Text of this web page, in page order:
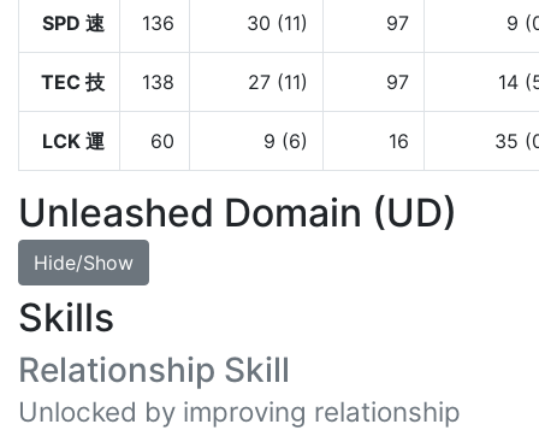
SPD 速 136 30 (11) 97 9
TEC 技 138 27 (11) 97 14
LCK 運 60 9 (6) 16 35
Unleashed Domain (UD)
Hide/Show
Skills
Relationship Skill
Unlocked by improving relationship